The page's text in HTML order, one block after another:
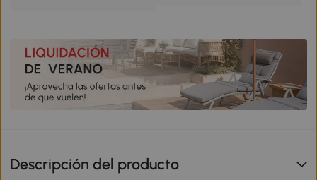
Descripción del producto